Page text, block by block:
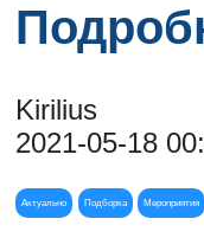
Kirilius
2021-05-18
Актуально Подборка Мероприятия